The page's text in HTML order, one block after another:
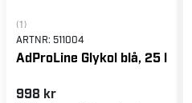
(1)
ARTNR: 511004
AdProLine Glykol blå, 25 l
998 kr